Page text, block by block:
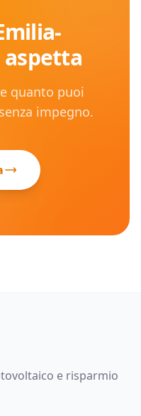
quanto puoi
impegno.
e risparmio